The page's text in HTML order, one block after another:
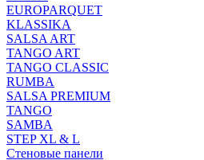
EUROPARQUET
KLASSIKA
SALSA ART
TANGO ART
TANGO CLASSIC
RUMBA
SALSA PREMIUM
TANGO
SAMBA
STEP XL & L
Стеновые панели